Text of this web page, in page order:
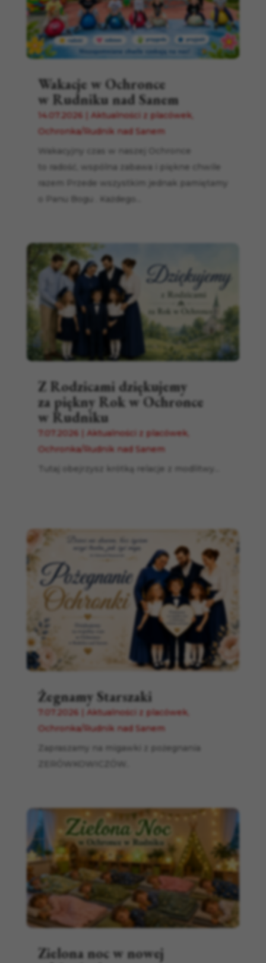
Wakacje w Ochronce
w Rudniku nad Sanem
14.07.2026 Aktualności z placówek
Ochronka/Rudnik nad Sanem
Wakacyjny czas w naszej Ochronce
to radość, wspólna zabawa i piękne chwile
razem Przede wszystkim jednak pamiętamy
o Panu Bogu . Każdego...
Z Rodzicami dziękujemy
za piękny Rok w Ochronce
w Rudniku
7.07.2026 Aktualności z placówek
Ochronka/Rudnik nad Sanem
Tutaj obejrzysz krótką relacje z modlitwy...
Żegnamy Starszaki
7.07.2026 Aktualności z placówek
Ochronka/Rudnik nad Sanem
Zapraszamy na migawki z pożegnania
Zielona noc w nowej